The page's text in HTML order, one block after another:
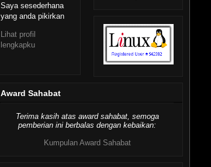
Saya sesederhana
yang anda pikirkan
Lihat profil
lengkapku
Award Sahabat
Terima kasih atas award sahabat, semoga
pemberian ini berbalas dengan kebaikan:
Kumpulan Award Sahabat